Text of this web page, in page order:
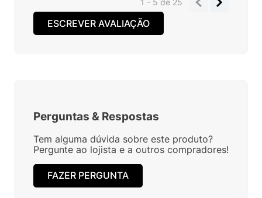
1 - 5de 25
ESCREVER AVALIAÇÃO
Perguntas & Respostas
Tem alguma dúvida sobre este produto?
Pergunte ao lojista e a outros compradores!
FAZER PERGUNTA